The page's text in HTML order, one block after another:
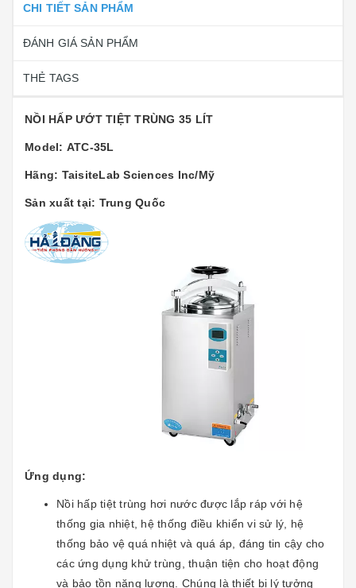
CHI TIẾT SẢN PHẨM
ĐÁNH GIÁ SẢN PHẨM
THẺ TAGS
NỒI HẤP ƯỚT TIỆT TRÙNG 35 LÍT
Model: ATC-35L
Hãng: TaisiteLab Sciences Inc/Mỹ
Sản xuất tại: Trung Quốc
Ứng dụng:
Nồi hấp tiệt trùng hơi nước được lắp ráp với hệ
thống gia nhiệt, hệ thống điều khiển vi sử lý, hệ
thống bảo vệ quá nhiệt và quá áp, đáng tin cậy cho
các ứng dụng khử trùng, thuận tiện cho hoạt động
và bảo tồn năng lượng. Chúng là thiết bị lý tưởng